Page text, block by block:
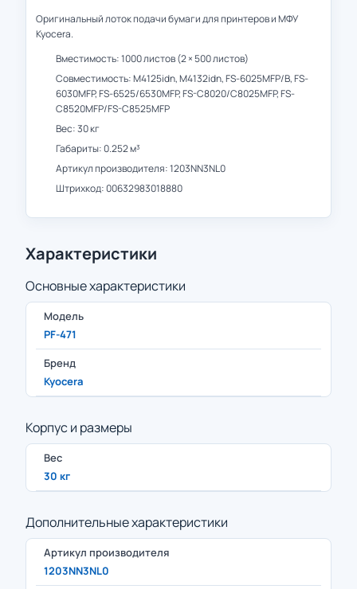
Оригинальный лоток подачи бумаги для принтеров и МФУ
Kyocera.
Вместимость: 1000 листов (2 × 500 листов)
Совместимость: M4125idn, M4132idn, FS-6025MFP/B, FS-
6030MFP, FS-6525/6530MFP, FS-C8020/C8025MFP, FS-
C8520MFP/FS-C8525MFP
Вес: 30 кг
Габариты: 0.252 м³
Артикул производителя: 1203NN3NL0
Штрихкод: 00632983018880
Характеристики
Основные характеристики
Модель
PF-471
Бренд
Kyocera
Корпус и размеры
Вес
30 кг
Дополнительные характеристики
Артикул производителя
1203NN3NL0